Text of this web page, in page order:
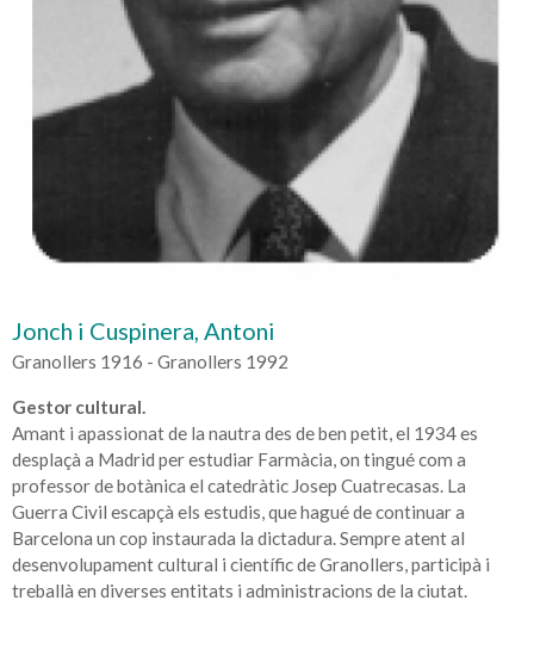
Jonch i Cuspinera, Antoni
Granollers 1916 - Granollers 1992
Gestor cultural.
Amant i apassionat de la nautra des de ben petit, el 1934 es
desplaçà a Madrid per estudiar Farmàcia, on tingué com a
professor de botànica el catedràtic Josep Cuatrecasas. La
Guerra Civil escapçà els estudis, que hagué de continuar a
Barcelona un cop instaurada la dictadura. Sempre atent al
desenvolupament cultural i científic de Granollers, participà i
treballà en diverses entitats i administracions de la ciutat.